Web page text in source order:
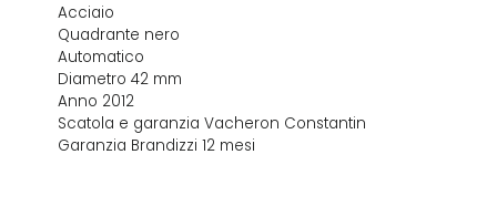
Acciaio
Quadrante nero
Automatico
Diametro 42 mm
Anno 2012
Scatola e garanzia Vacheron Constantin
Garanzia Brandizzi 12 mesi